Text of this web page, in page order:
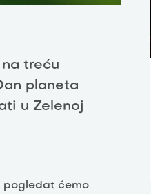
treću
planeta
u Zelenoj
pogledat ćemo